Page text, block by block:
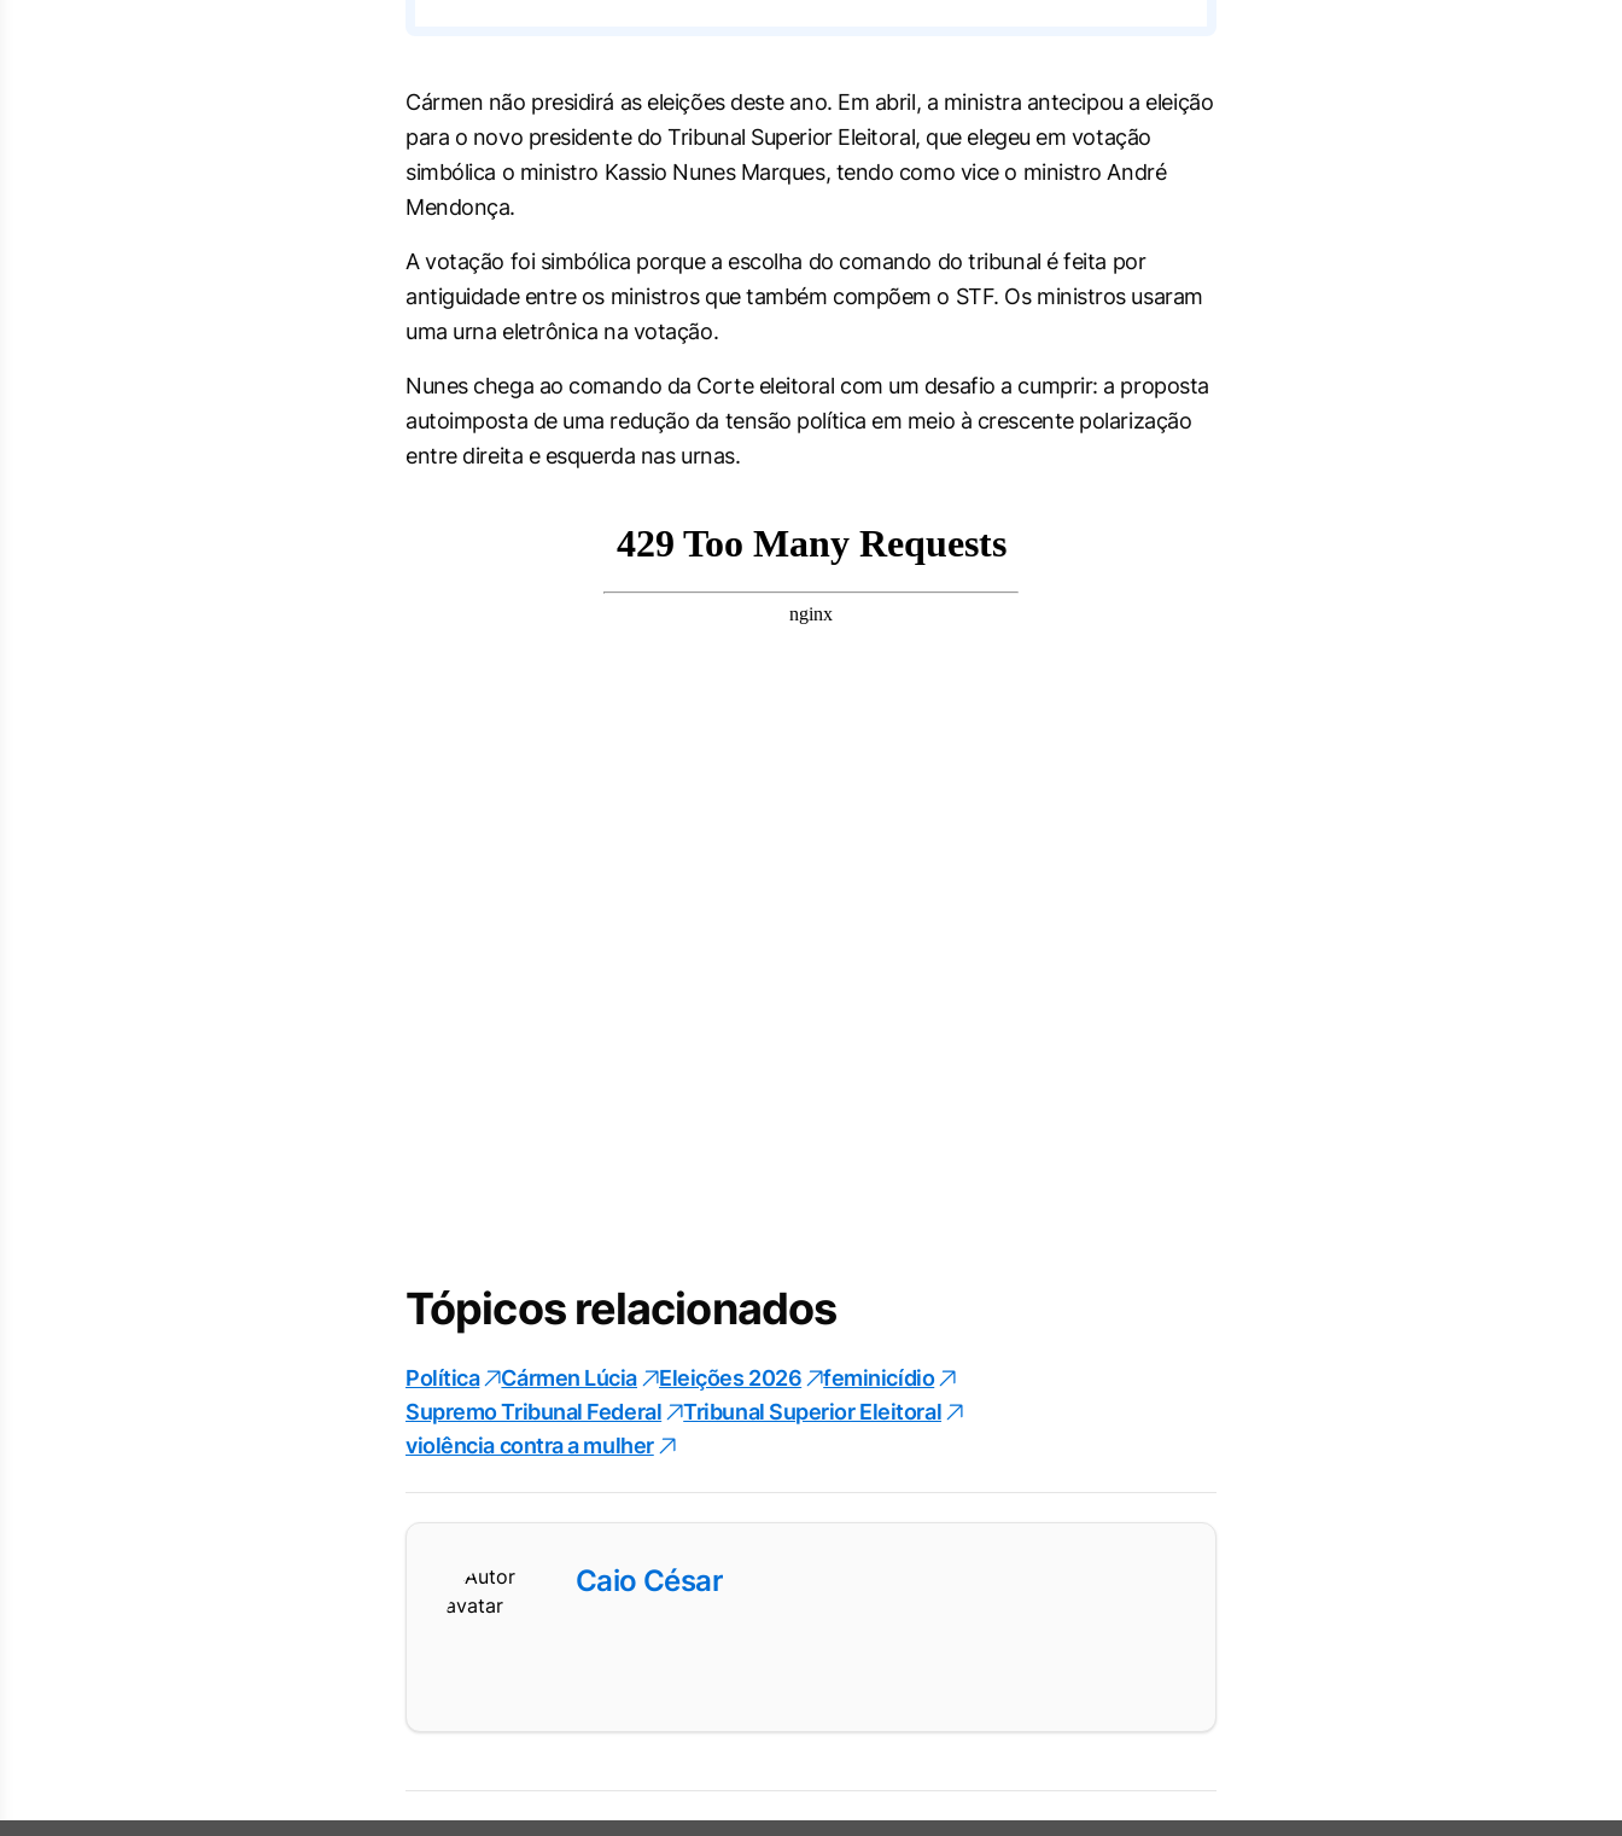
Cármen não presidirá as eleições deste ano. Em abril, a ministra antecipou a eleição
para o novo presidente do Tribunal Superior Eleitoral, que elegeu em votação
simbólica o ministro Kassio Nunes Marques, tendo como vice o ministro André
Mendonça.
A votação foi simbólica porque a escolha do comando do tribunal é feita por
antiguidade entre os ministros que também compõem o STF. Os ministros usaram
uma urna eletrônica na votação.
Nunes chega ao comando da Corte eleitoral com um desafio a cumprir: a proposta
autoimposta de uma redução da tensão política em meio à crescente polarização
entre direita e esquerda nas urnas.
Tópicos relacionados
Política Cármen Lúcia Eleições 2026
feminicídio
Supremo Tribunal Federal
Tribunal Superior Eleitoral
violência contra a mulher
Caio César